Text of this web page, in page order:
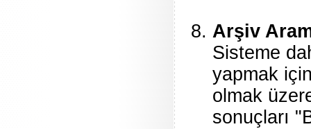
Arşiv
Sisteme
yapmak
olmak
sonuçları